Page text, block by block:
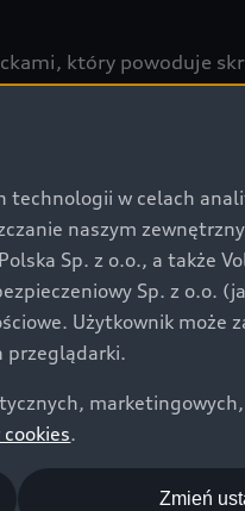
który powoduje
hamowaniu,
hamulcowej,
technologii w celach
naszym
Sp. z o.o., a także
Sp. z o.o.
Użytkownik
przeglądarki.
.
Zmień